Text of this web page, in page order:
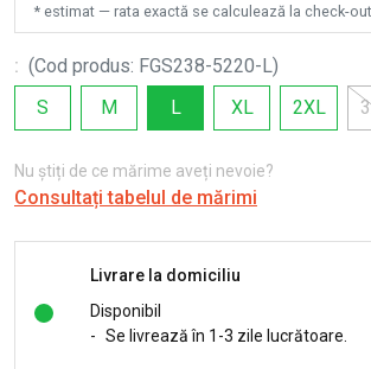
* estimat — rata exactă se calculează la check-out
: (Cod produs: FGS238-5220-L)
S
M L XL 2XL
Nu știți de ce mărime aveți nevoie?
Consultați tabelul de mărimi
Livrare la domiciliu
Disponibil
- Se livrează în 1-3 zile lucrătoare.